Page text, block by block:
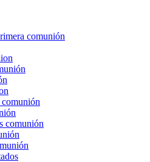
comunión
comunión
comunión